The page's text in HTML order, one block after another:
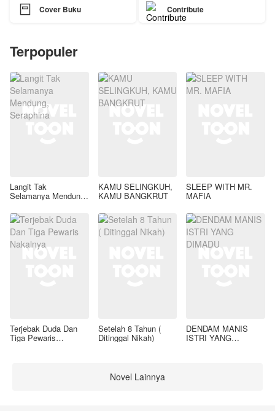
 Cover Buku Contribute
Terpopuler
Langit Tak
Selamanya Mendung,
KAMU SELINGKUH,
KAMU BANGKRUT
SLEEP WITH MR.
MAFIA
Terjebak Duda Dan
Tiga Pewaris
Setelah 8 Tahun (
Ditinggal Nikah)
DENDAM MANIS
ISTRI YANG
Novel Lainnya